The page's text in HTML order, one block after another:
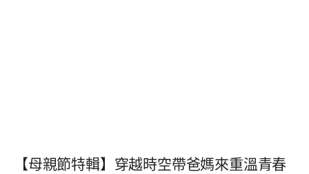
【母親節特輯】穿越時空帶爸媽來重溫青春